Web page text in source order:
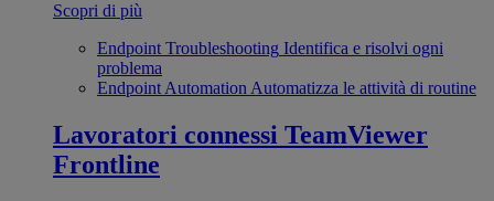
Scopri di più
Endpoint Troubleshooting Identifica e risolvi ogni
problema
Endpoint Automation Automatizza le attività di routine
Lavoratori connessi TeamViewer
Frontline